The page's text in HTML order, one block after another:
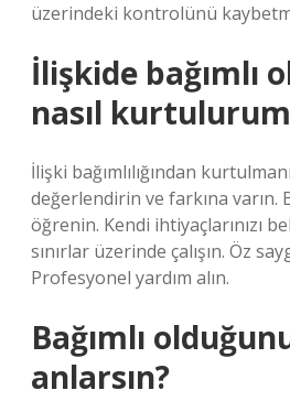
üzerindeki kontrolünü
İlişkide bağımlı
nasıl
İlişki bağımlılığından
değerlendirin ve farkına varın.
öğrenin. Kendi ihtiyaçlarınızı
sınırlar üzerinde çalışın. Öz
Profesyonel yardım alın.
Bağımlı
anlarsın?